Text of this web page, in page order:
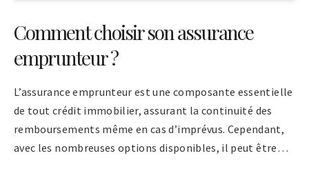
Comment choisir son assurance
emprunteur ?
L’assurance emprunteur est une composante essentielle
de tout crédit immobilier, assurant la continuité des
remboursements même en cas d’imprévus. Cependant,
avec les nombreuses options disponibles, il peut être…